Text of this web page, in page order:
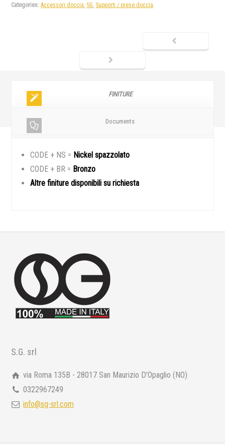
Categories: Accessori doccia, SG, Supporti / prese doccia
FINITURE
Documents
CODE + NS = Nickel spazzolato
CODE + BR = Bronzo
Altre finiture disponibili su richiesta
S.G. srl
via Roma 135B - 28017 San Maurizio D'Opaglio (NO)
0322967249
info@sg-srl.com